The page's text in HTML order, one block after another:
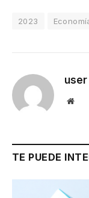
2023
user
TE PUEDE